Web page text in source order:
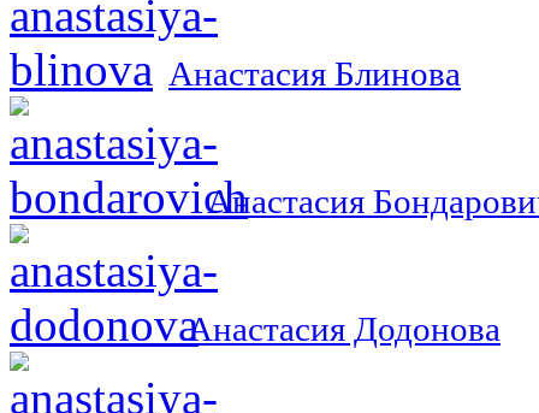
Анастасия Блинова
Анастасия
Анастасия Додонова